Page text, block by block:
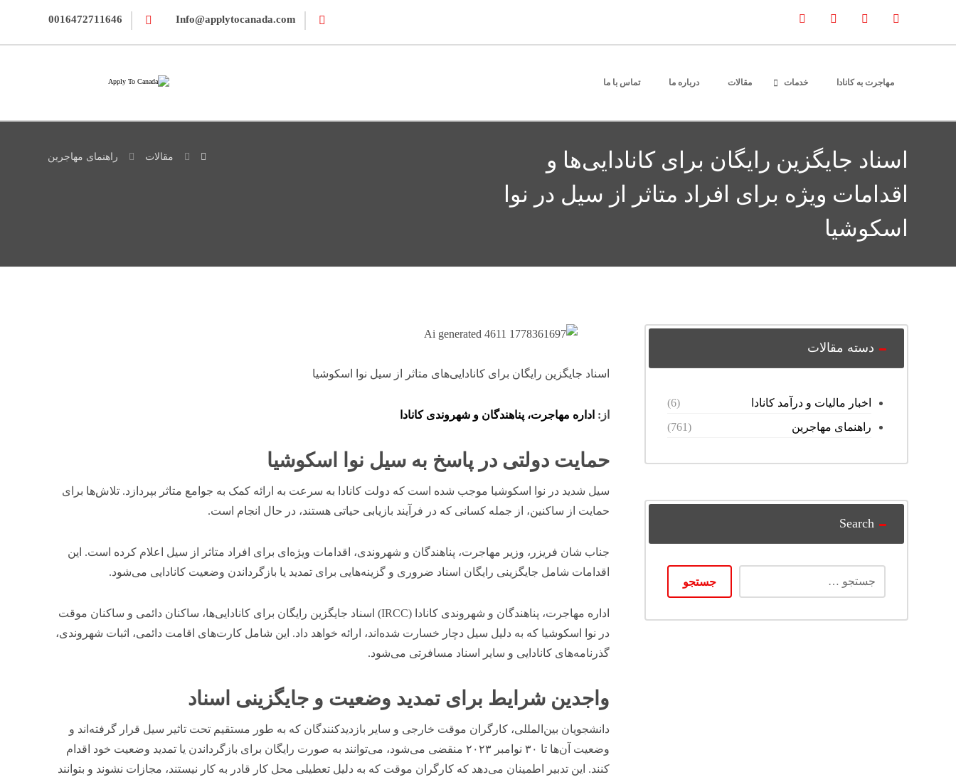
0016472711646 Info@applytocanada.com
مهاجرت به کانادا خدمات مقالات درباره ما تماس با ما
اسناد جایگزین رایگان برای کانادایی‌ها و
اقدامات ویژه برای افراد متاثر از سیل در نوا
اسکوشیا
مقالات راهنمای مهاجرین
اسناد جایگزین رایگان برای کانادایی‌های متاثر از سیل نوا اسکوشیا
از: اداره مهاجرت، پناهندگان و شهروندی کانادا
حمایت دولتی در پاسخ به سیل نوا اسکوشیا
سیل شدید در نوا اسکوشیا موجب شده است که دولت کانادا به سرعت به ارائه کمک به جوامع متاثر بپردازد. تلاش‌ها برای
حمایت از ساکنین، از جمله کسانی که در فرآیند بازیابی حیاتی هستند، در حال انجام است.
جناب شان فریزر، وزیر مهاجرت، پناهندگان و شهروندی، اقدامات ویژه‌ای برای افراد متاثر از سیل اعلام کرده است. این
اقدامات شامل جایگزینی رایگان اسناد ضروری و گزینه‌هایی برای تمدید یا بازگرداندن وضعیت کانادایی می‌شود.
اداره مهاجرت، پناهندگان و شهروندی کانادا (IRCC) اسناد جایگزین رایگان برای کانادایی‌ها، ساکنان دائمی و ساکنان موقت
در نوا اسکوشیا که به دلیل سیل دچار خسارت شده‌اند، ارائه خواهد داد. این شامل کارت‌های اقامت دائمی، اثبات شهروندی،
گذرنامه‌های کانادایی و سایر اسناد مسافرتی می‌شود.
واجدین شرایط برای تمدید وضعیت و جایگزینی اسناد
دانشجویان بین‌المللی، کارگران موقت خارجی و سایر بازدیدکنندگان که به طور مستقیم تحت تاثیر سیل قرار گرفته‌اند و
وضعیت آن‌ها تا ۳۰ نوامبر ۲۰۲۳ منقضی می‌شود، می‌توانند به صورت رایگان برای بازگرداندن یا تمدید وضعیت خود اقدام
کنند. این تدبیر اطمینان می‌دهد که کارگران موقت که به دلیل تعطیلی محل کار قادر به کار نیستند، مجازات نشوند و بتوانند
دسته مقالات
اخبار مالیات و درآمد کانادا
(6)
راهنمای مهاجرین
(761)
Search